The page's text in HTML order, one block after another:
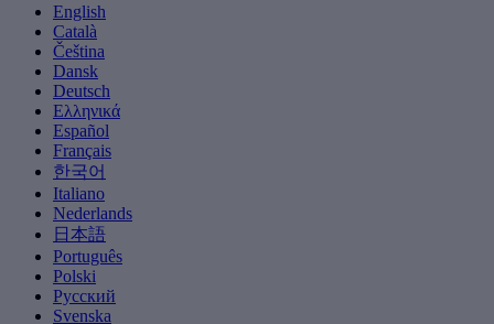
English
Català
Čeština
Dansk
Deutsch
Ελληνικά
Español
Français
한국어
Italiano
Nederlands
日本語
Português
Polski
Русский
Svenska